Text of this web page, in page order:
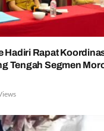
Hadiri Rapat
Tengah Segmen